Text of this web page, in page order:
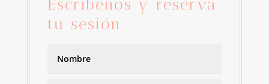
Escríbenos y reserva
tu sesión